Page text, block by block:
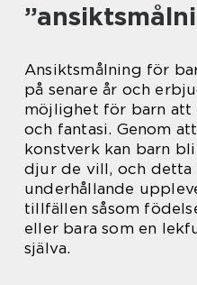
Ansiktsmålning för
på senare år och
möjlighet för barn
och fantasi. Genom
konstverk kan barn
djur de vill, och
underhållande
tillfällen såsom
eller bara som en
själva.